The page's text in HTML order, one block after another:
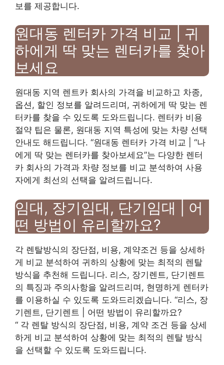
보를 제공합니다.
원대동 렌터카 가격 비교 | 귀
하에게 딱 맞는 렌터카를 찾아
보세요
원대동 지역 렌트카 회사의 가격을 비교하고 차종,
옵션, 할인 정보를 알려드리며, 귀하에게 딱 맞는 렌
터카를 찾을 수 있도록 도와드립니다. 렌터카 비용
절약 팁은 물론, 원대동 지역 특성에 맞는 차량 선택
안내도 해드립니다. “원대동 렌터카 가격 비교 | “나
에게 딱 맞는 렌터카를 찾아보세요”는 다양한 렌터
카 회사의 가격과 차량 정보를 비교 분석하여 사용
자에게 최선의 선택을 알려드립니다.
임대, 장기임대, 단기임대 | 어
떤 방법이 유리할까요?
각 렌탈방식의 장단점, 비용, 계약조건 등을 상세하
게 비교 분석하여 귀하의 상황에 맞는 최적의 렌탈
방식을 추천해 드립니다. 리스, 장기렌트, 단기렌트
의 특징과 주의사항을 알려드리며, 현명하게 렌터카
를 이용하실 수 있도록 도와드리겠습니다. “리스, 장
기렌트, 단기렌트 | 어떤 방법이 유리할까요?
“ 각 렌탈 방식의 장단점, 비용, 계약 조건 등을 상세
하게 비교 분석하여 상황에 맞는 최적의 렌탈 방식
을 선택할 수 있도록 도와드립니다.